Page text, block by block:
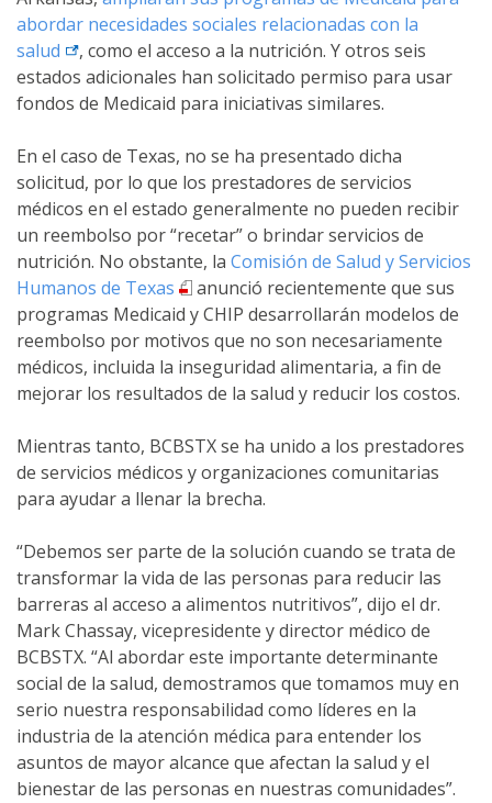
abordar necesidades sociales relacionadas con la
salud external link
, como el acceso a la nutrición. Y otros seis
estados adicionales han solicitado permiso para usar
fondos de Medicaid para iniciativas similares.
En el caso de Texas, no se ha presentado dicha
solicitud, por lo que los prestadores de servicios
médicos en el estado generalmente no pueden recibir
un reembolso por “recetar” o brindar servicios de
nutrición. No obstante, la Comisión de Salud y Servicios
Humanos de Texas
anunció recientemente que sus
programas Medicaid y CHIP desarrollarán modelos de
reembolso por motivos que no son necesariamente
médicos, incluida la inseguridad alimentaria, a fin de
mejorar los resultados de la salud y reducir los costos.
Mientras tanto, BCBSTX se ha unido a los prestadores
de servicios médicos y organizaciones comunitarias
para ayudar a llenar la brecha.
“Debemos ser parte de la solución cuando se trata de
transformar la vida de las personas para reducir las
barreras al acceso a alimentos nutritivos”, dijo el dr.
Mark Chassay, vicepresidente y director médico de
BCBSTX. “Al abordar este importante determinante
social de la salud, demostramos que tomamos muy en
serio nuestra responsabilidad como líderes en la
industria de la atención médica para entender los
asuntos de mayor alcance que afectan la salud y el
bienestar de las personas en nuestras comunidades”.